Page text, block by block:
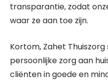
transparantie, zodat
waar ze aan toe zijn.
Kortom, Zahet
persoonlijke zorg aan
cliënten in goede en